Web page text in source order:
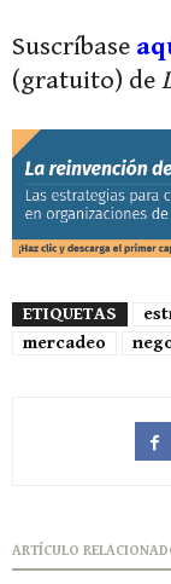
Suscríbase
(gratuito) de
ETIQUETAS
mercadeo
ARTÍCULO